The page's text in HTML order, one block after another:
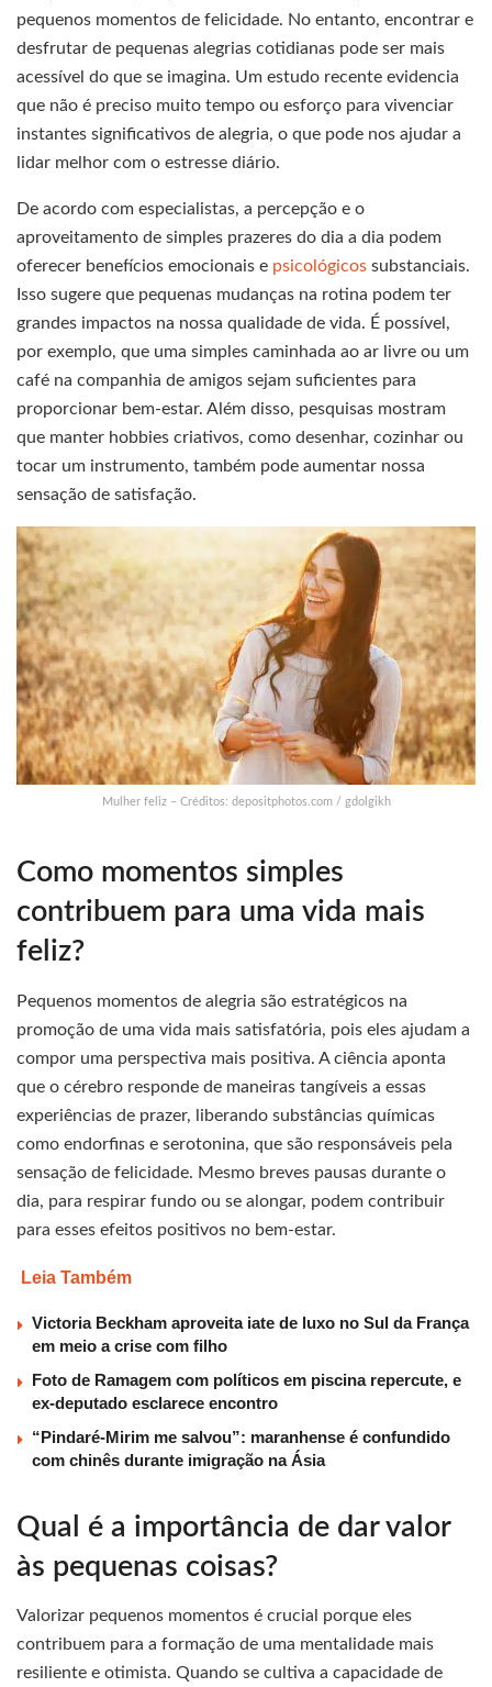
pequenos momentos de felicidade. No entanto, encontrar e
desfrutar de pequenas alegrias cotidianas pode ser mais
acessível do que se imagina. Um estudo recente evidencia
que não é preciso muito tempo ou esforço para vivenciar
instantes significativos de alegria, o que pode nos ajudar a
lidar melhor com o estresse diário.
De acordo com especialistas, a percepção e o
aproveitamento de simples prazeres do dia a dia podem
oferecer benefícios emocionais e psicológicos substanciais.
Isso sugere que pequenas mudanças na rotina podem ter
grandes impactos na nossa qualidade de vida. É possível,
por exemplo, que uma simples caminhada ao ar livre ou um
café na companhia de amigos sejam suficientes para
proporcionar bem-estar. Além disso, pesquisas mostram
que manter hobbies criativos, como desenhar, cozinhar ou
tocar um instrumento, também pode aumentar nossa
sensação de satisfação.
Mulher feliz – Créditos: depositphotos.com / gdolgikh
Como momentos simples
contribuem para uma vida mais
feliz?
Pequenos momentos de alegria são estratégicos na
promoção de uma vida mais satisfatória, pois eles ajudam a
compor uma perspectiva mais positiva. A ciência aponta
que o cérebro responde de maneiras tangíveis a essas
experiências de prazer, liberando substâncias químicas
como endorfinas e serotonina, que são responsáveis pela
sensação de felicidade. Mesmo breves pausas durante o
dia, para respirar fundo ou se alongar, podem contribuir
para esses efeitos positivos no bem-estar.
Leia Também
Victoria Beckham aproveita iate de luxo no Sul da França
em meio a crise com filho
Foto de Ramagem com políticos em piscina repercute, e
ex-deputado esclarece encontro
“Pindaré-Mirim me salvou”: maranhense é confundido
com chinês durante imigração na Ásia
Qual é a importância de dar valor
às pequenas coisas?
Valorizar pequenos momentos é crucial porque eles
contribuem para a formação de uma mentalidade mais
resiliente e otimista. Quando se cultiva a capacidade de